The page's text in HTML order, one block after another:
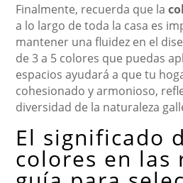
Finalmente, recuerda que la
a lo largo de toda la casa es
mantener una fluidez en el
de 3 a 5 colores que puedas
espacios ayudará a que tu
cohesionado y armonioso,
diversidad de la naturaleza
El significado
colores en las